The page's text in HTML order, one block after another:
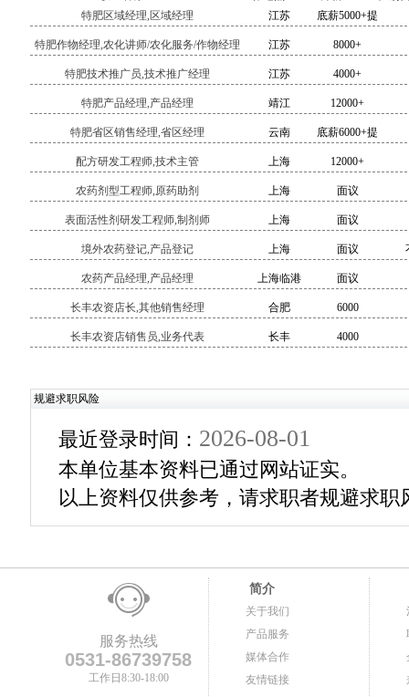
特肥区域经理,区域经理
江苏
底薪5000+提
特肥作物经理,农化讲师/农化服务/作物经理 江苏 8000+
特肥技术推广员,技术推广经理 江苏 4000+
特肥产品经理,产品经理 靖江 12000+
特肥省区销售经理,省区经理 云南
底薪6000+提
配方研发工程师,技术主管 上海 12000+
农药剂型工程师,原药助剂 上海 面议
表面活性剂研发工程师,制剂师 上海 面议
境外农药登记,产品登记 上海 面议
农药产品经理,产品经理 上海临港 面议
长丰农资店长,其他销售经理 合肥 6000
长丰农资店销售员,业务代表 长丰 4000
规避求职风险
最近登录时间： 2026-08-01
本单位基本资料已通过网站证实。
以上资料仅供参考，请求职者规避求职
服务热线
0531-86739758
工作日8:30-18:00
简介
关于我们
产品服务
媒体合作
友情链接